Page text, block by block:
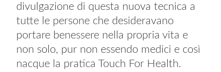
divulgazione di questa nuova tecnica a
tutte le persone che desideravano
portare benessere nella propria vita e
non solo, pur non essendo medici e così
nacque la pratica Touch For Health.